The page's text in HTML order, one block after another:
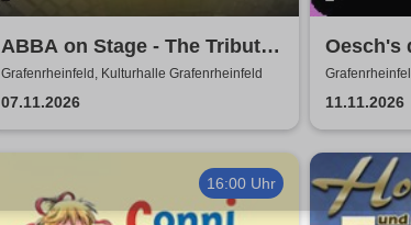
ABBA on Stage - The Tribute
Show
Grafenrheinfeld, Kulturhalle Grafenrheinfeld
07.11.2026
Oesch's
11.11.2026
16:00 Uhr